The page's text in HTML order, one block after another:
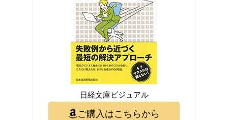
日経文庫ビジュアル
ご購入はこちらから